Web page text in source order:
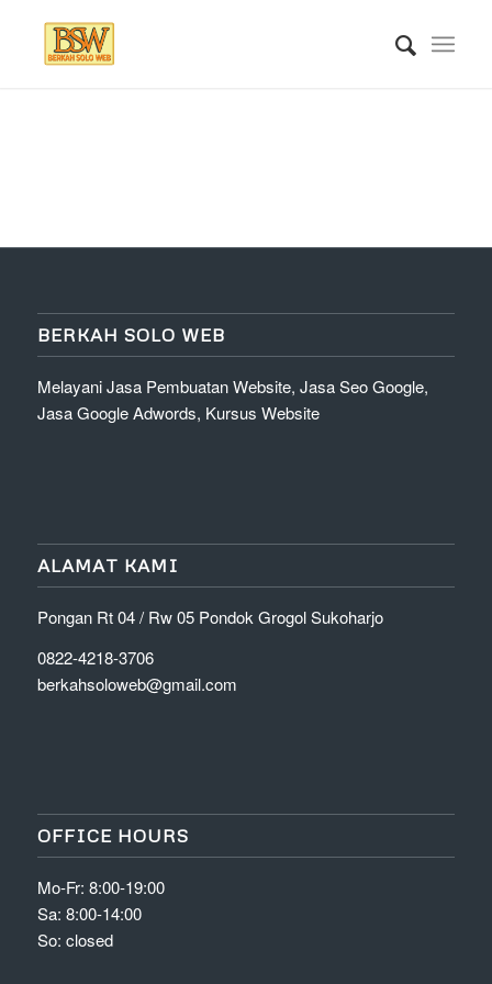
BERKAH SOLO WEB
Melayani Jasa Pembuatan Website, Jasa Seo Google,
Jasa Google Adwords, Kursus Website
ALAMAT KAMI
Pongan Rt 04 / Rw 05 Pondok Grogol Sukoharjo
0822-4218-3706
berkahsoloweb@gmail.com
OFFICE HOURS
Mo-Fr: 8:00-19:00
Sa: 8:00-14:00
So: closed